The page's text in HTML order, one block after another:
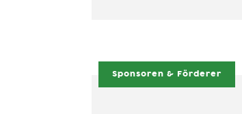
Sponsoren & Förderer